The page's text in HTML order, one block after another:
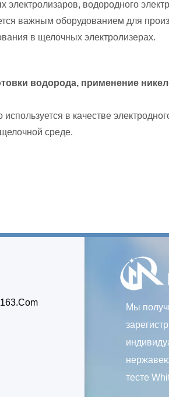
электролизаров, водородного
важным оборудованием для
в щелочных электролизерах.
водорода, применение
используется в качестве
среде.
Мы
тесте